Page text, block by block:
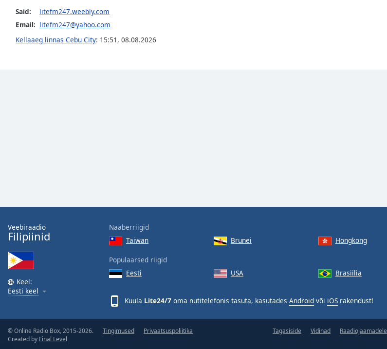
modal
window.
Beginning
Text
Background
Color
Opacity
Caption
Area
Background
Said:
litefm247.weebly.com
Email: litefm247@yahoo.com
Kellaaeg linnas Cebu City: 15:51 , 08.08.2026
Veebiraadio
Filipiinid
Keel:
Eesti keel
Naaberriigid
Taiwan
Brunei Hongkong
Populaarsed riigid
Eesti
USA Brasiilia
Kuula Lite24/7 oma nutitelefonis tasuta, kasutades Android või iOS rakendust!
© Online Radio Box, 2015-2026.
Created by Final Level
Tingimused Privaatsuspoliitika Tagasiside Vidinad Raadiojaamadele